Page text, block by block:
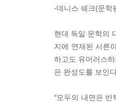
-데니스 쉐크(문학
현대 독일 문학의
지에 연재된 서른
하고도 유머러스
은 완성도를 보인
“모두의 내면은